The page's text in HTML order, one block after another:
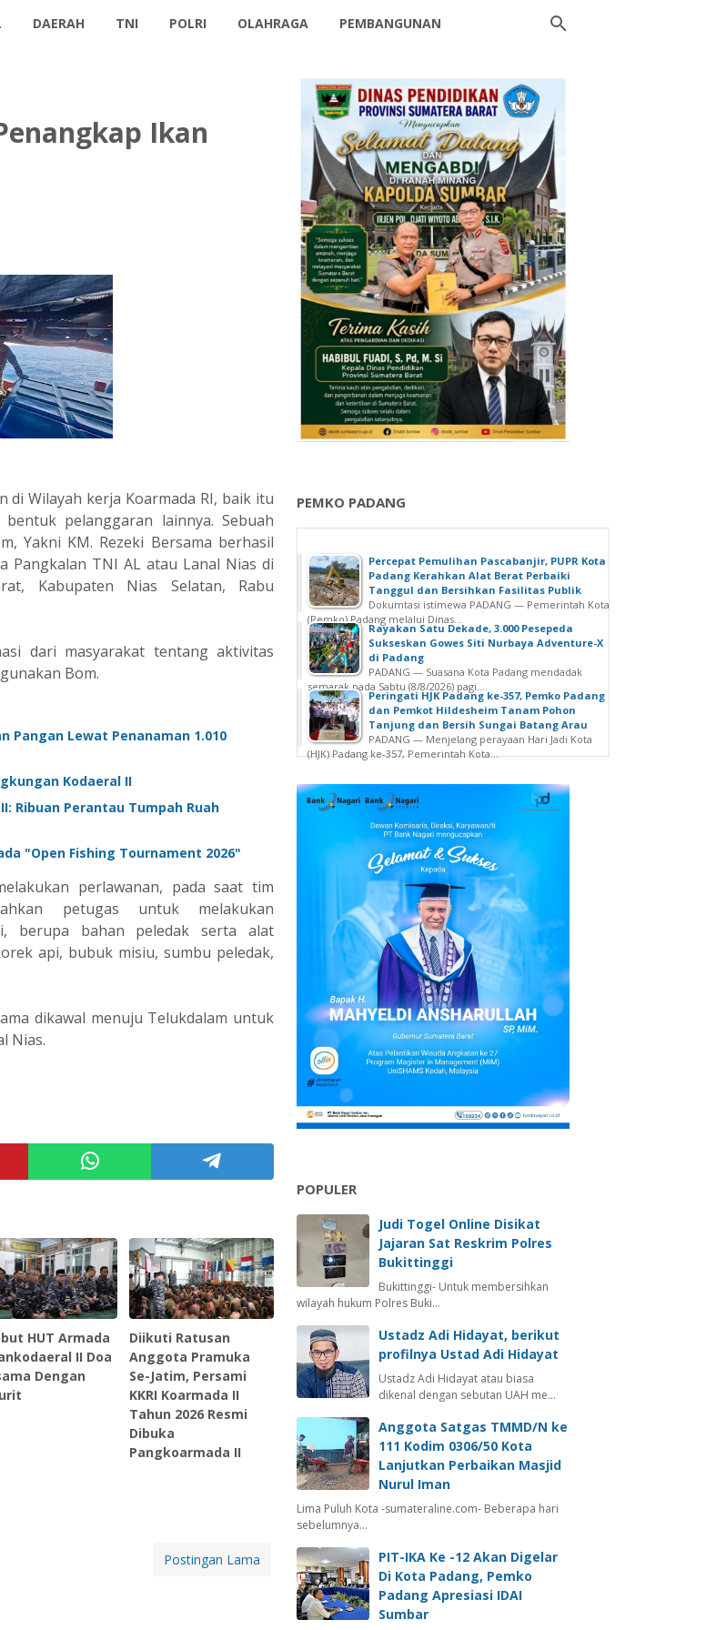
DAERAH TNI POLRI OLAHRAGA PEMBANGUNAN
Ikan
Wilayah kerja Koarmada RI, baik itu
pelanggaran lainnya. Sebuah
Yakni KM. Rezeki Bersama berhasil
Pangkalan TNI AL atau Lanal Nias di
Kabupaten Nias Selatan, Rabu
dari masyarakat tentang aktivitas
Bom.
Pangan Lewat Penanaman 1.010
Kodaeral II
Ribuan Perantau Tumpah Ruah
"Open Fishing Tournament 2026"
perlawanan, pada saat tim
petugas untuk melakukan
berupa bahan peledak serta alat
api, bubuk misiu, sumbu peledak,
dikawal menuju Telukdalam untuk
Nias.
HUT Armada
II Doa
Dengan
Diikuti Ratusan
Anggota Pramuka
Se-Jatim, Persami
KKRI Koarmada II
Tahun 2026 Resmi
Dibuka
Pangkoarmada II
Postingan Lama
PEMKO PADANG
Percepat Pemulihan Pascabanjir, PUPR Kota
Padang Kerahkan Alat Berat Perbaiki
Tanggul dan Bersihkan Fasilitas Publik
Dokumtasi istimewa PADANG — Pemerintah Kota
(Pemko) Padang melalui Dinas...
Rayakan Satu Dekade, 3.000 Pesepeda
Sukseskan Gowes Siti Nurbaya Adventure-X
di Padang
PADANG — Suasana Kota Padang mendadak
semarak pada Sabtu (8/8/2026) pagi....
Peringati HJK Padang ke-357, Pemko Padang
dan Pemkot Hildesheim Tanam Pohon
Tanjung dan Bersih Sungai Batang Arau
PADANG — Menjelang perayaan Hari Jadi Kota
(HJK) Padang ke-357, Pemerintah Kota...
POPULER
Judi Togel Online Disikat
Jajaran Sat Reskrim Polres
Bukittinggi
Bukittinggi- Untuk membersihkan
wilayah hukum Polres Buki…
Ustadz Adi Hidayat, berikut
profilnya Ustad Adi Hidayat
Ustadz Adi Hidayat atau biasa
dikenal dengan sebutan UAH me…
Anggota Satgas TMMD/N ke
111 Kodim 0306/50 Kota
Lanjutkan Perbaikan Masjid
Nurul Iman
Lima Puluh Kota -sumateraline.com- Beberapa hari
sebelumnya…
PIT-IKA Ke -12 Akan Digelar
Di Kota Padang, Pemko
Padang Apresiasi IDAI
Sumbar